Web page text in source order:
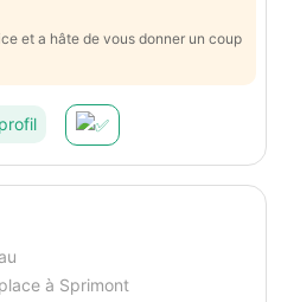
et a hâte de vous donner un coup
à Sprimont